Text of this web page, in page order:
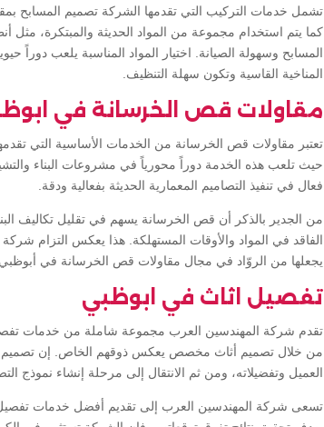
تشمل خدمات التركيب التي تقدمها الشركة تصميم المسابح
كما يتم استخدام مجموعة من المواد الحديثة والمبتكرة، مثل
المسابح وسهولة الصيانة. اختيار المواد المناسبة يلعب
المناخية القاسية وتكون سهلة التنظيف.
مقاولات قص الخرسانة في
تعتبر مقاولات قص الخرسانة من الخدمات الأساسية التي
حيث تلعب هذه الخدمة دوراً محورياً في مشروعات البناء
فعال في تنفيذ التصاميم المعمارية الحديثة بفعالية ودقة.
من الجدير بالذكر أن قص الخرسانة يسهم في تقليل تكاليف
الفاقد في المواد والأوقات المستهلكة. هذا يعكس التزام
يجعلها من الروّاد في مجال مقاولات قص الخرسانة في أبوظبي.
تفصيل اثاث في ابوظبي
تقدم شركة المهندسين العرب مجموعة شاملة من خدمات
من خلال تصميم أثاث مخصص يعكس ذوقهم الخاص. إن تصميم
العميل وتفضيلاته، ومن ثم الانتقال إلى مرحلة إنشاء نموذج
تسعى شركة المهندسين العرب إلى تقديم أفضل خدمات تفصيل